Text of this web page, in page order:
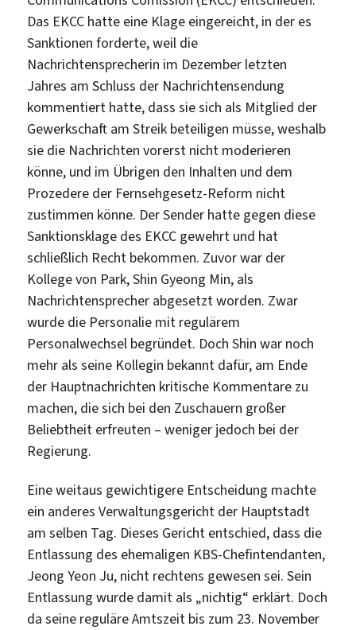
Das EKCC hatte eine Klage eingereicht, in der es
Sanktionen forderte, weil die
Nachrichtensprecherin im Dezember letzten
Jahres am Schluss der Nachrichtensendung
kommentiert hatte, dass sie sich als Mitglied der
Gewerkschaft am Streik beteiligen müsse, weshalb
sie die Nachrichten vorerst nicht moderieren
könne, und im Übrigen den Inhalten und dem
Prozedere der Fernsehgesetz-Reform nicht
zustimmen könne. Der Sender hatte gegen diese
Sanktionsklage des EKCC gewehrt und hat
schließlich Recht bekommen. Zuvor war der
Kollege von Park, Shin Gyeong Min, als
Nachrichtensprecher abgesetzt worden. Zwar
wurde die Personalie mit regulärem
Personalwechsel begründet. Doch Shin war noch
mehr als seine Kollegin bekannt dafür, am Ende
der Hauptnachrichten kritische Kommentare zu
machen, die sich bei den Zuschauern großer
Beliebtheit erfreuten – weniger jedoch bei der
Regierung.
Eine weitaus gewichtigere Entscheidung machte
ein anderes Verwaltungsgericht der Hauptstadt
am selben Tag. Dieses Gericht entschied, dass die
Entlassung des ehemaligen KBS-Chefintendanten,
Jeong Yeon Ju, nicht rechtens gewesen sei. Sein
Entlassung wurde damit als „nichtig“ erklärt. Doch
da seine reguläre Amtszeit bis zum 23. November